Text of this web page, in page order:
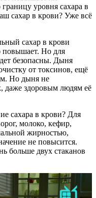
уровня сахара в
сахар в крови? Уже всё
сахар в крови
повышает. Но для
безопасны. Дыня
от токсинов, ещё
Но дыня не
даже здоровым людям её
сахара в крови? Для
молоко, кефир,
жирностью,
не повысится.
больше двух стаканов